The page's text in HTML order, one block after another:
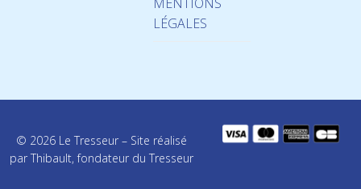
LÉGALES
© 2026 Le Tresseur – Site réalisé
par Thibault, fondateur du Tresseur